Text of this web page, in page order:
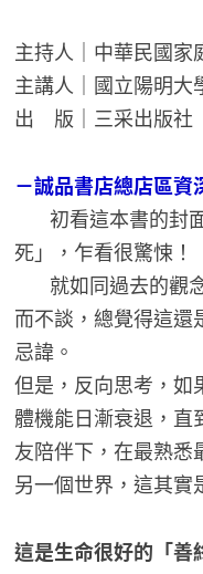
主持人｜中華民國家
主講人 ｜國立陽明
出 版｜三采出版社
－誠品書店總店區資
初看這本書的封面
死」，乍看很驚悚！
就如同過去的觀
而不談，總覺得這還
忌諱。
但是，反向思考，如
體機能日漸衰退，直
友陪伴下，在最熟悉
另一個世界，這其實
這是生命很好的「善